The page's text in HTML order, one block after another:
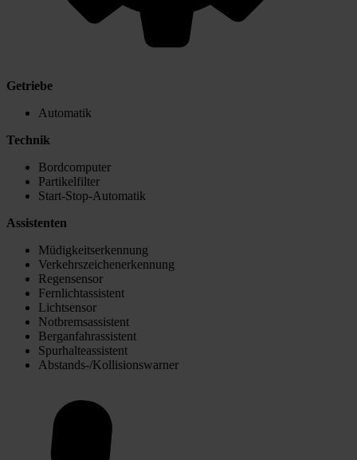
Getriebe
Automatik
Technik
Bordcomputer
Partikelfilter
Start-Stop-Automatik
Assistenten
Müdigkeitserkennung
Verkehrszeichenerkennung
Regensensor
Fernlichtassistent
Lichtsensor
Notbremsassistent
Berganfahrassistent
Spurhalteassistent
Abstands-/Kollisionswarner